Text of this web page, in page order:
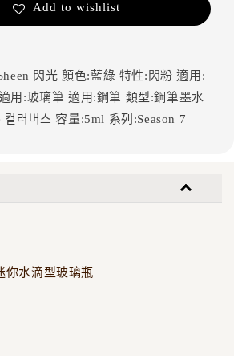
Add to wishlist
閃光顏色:藍綠 特性:閃粉適用:
用:玻璃筆適用:鋼筆 類型:鋼筆墨水
컬러버스 容量:5ml 系列:Season 7
你水滴型玻璃瓶